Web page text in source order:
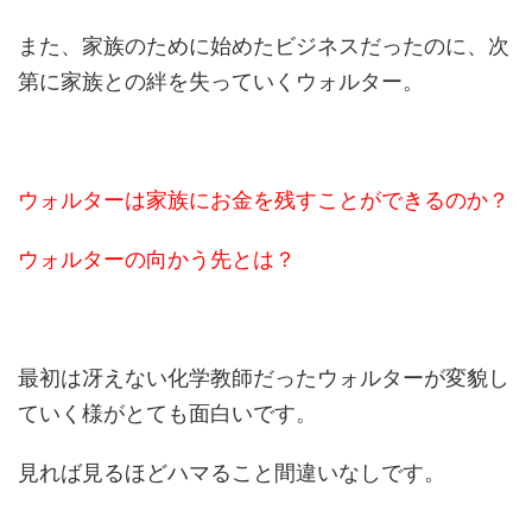
また、家族のために始めたビジネスだったのに、次
第に家族との絆を失っていくウォルター。
ウォルターは家族にお金を残すことができるのか？
ウォルターの向かう先とは？
最初は冴えない化学教師だったウォルターが変貌し
ていく様がとても面白いです。
見れば見るほどハマること間違いなしです。